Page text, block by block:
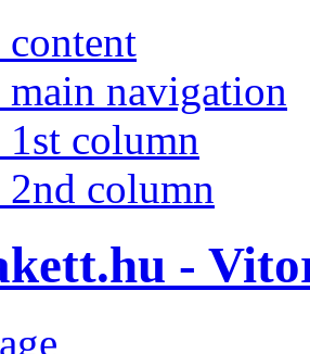
navigation
column
column
-